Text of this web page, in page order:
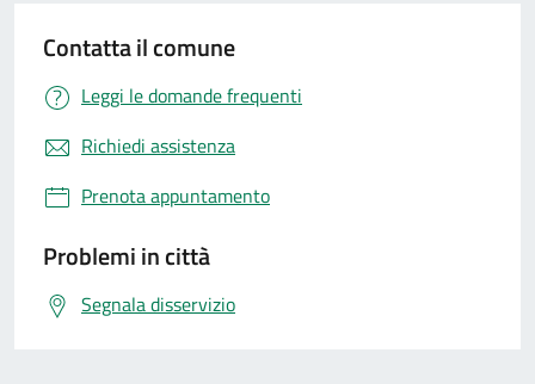
Contatta il comune
Leggi le domande frequenti
Richiedi assistenza
Prenota appuntamento
Problemi in città
Segnala disservizio